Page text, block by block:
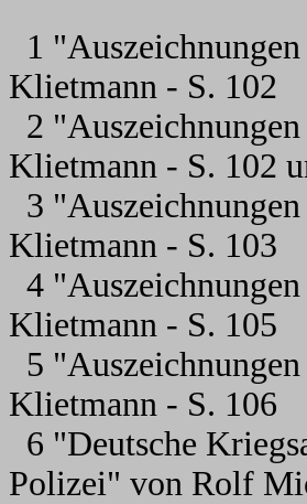
1
Klietmann - S. 102
2
Klietmann - S. 102
3
Klietmann - S. 103
4
Klietmann - S. 105
5
Klietmann - S. 106
6 "Deutsche
Polizei" von Rolf